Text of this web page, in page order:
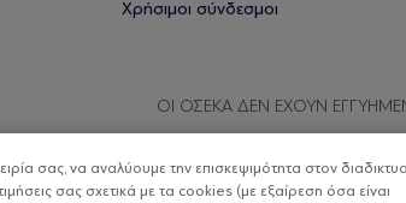
Χρήσιμοι σύνδεσμοι
ΟΙ ΟΣΕΚΑ ΔΕΝ ΕΧΟΥΝ
σας, να αναλύουμε την επισκεψιμότητα στον
σας σχετικά με τα cookies (με εξαίρεση όσα είναι